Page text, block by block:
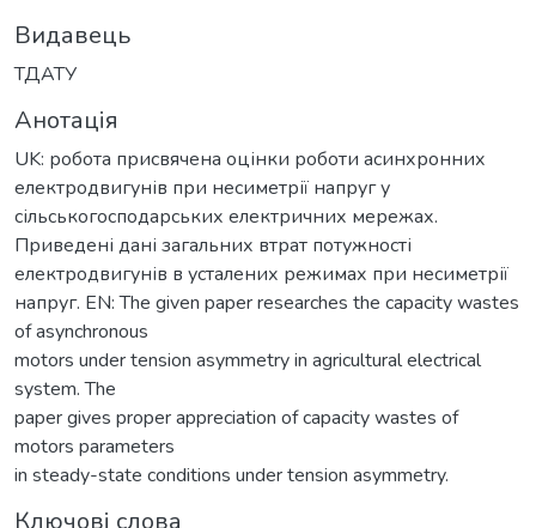
Видавець
ТДАТУ
Анотація
UK: робота присвячена оцінки роботи асинхронних
електродвигунів при несиметрії напруг у
сільськогосподарських електричних мережах.
Приведені дані загальних втрат потужності
електродвигунів в усталених режимах при несиметрії
напруг. EN: The given paper researches the capacity wastes
of asynchronous
motors under tension asymmetry in agricultural electrical
system. The
paper gives proper appreciation of capacity wastes of
motors parameters
in steady-state conditions under tension asymmetry.
Ключові слова